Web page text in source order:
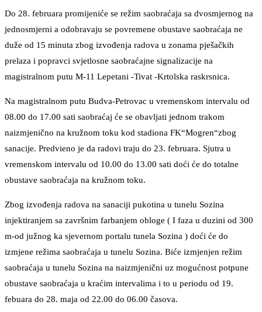
Do 28. februara promijeniće se režim saobraćaja sa dvosmjernog na
jednosmjerni a odobravaju se povremene obustave saobraćaja ne
duže od 15 minuta zbog izvođenja radova u zonama pješačkih
prelaza i popravci svjetlosne saobraćajne signalizacije na
magistralnom putu M-11 Lepetani -Tivat -Krtolska raskrsnica.
Na magistralnom putu Budva-Petrovac u vremenskom intervalu od
08.00 do 17.00 sati saobraćaj će se obavljati jednom trakom
naizmjenično na kružnom toku kod stadiona FK“Mogren“zbog
sanacije. Predvieno je da radovi traju do 23. februara. Sjutra u
vremenskom intervalu od 10.00 do 13.00 sati doći će do totalne
obustave saobraćaja na kružnom toku.
Zbog izvođenja radova na sanaciji pukotina u tunelu Sozina
injektiranjem sa završnim farbanjem obloge ( I faza u duzini od 300
m-od južnog ka sjevernom portalu tunela Sozina ) doći će do
izmjene režima saobraćaja u tunelu Sozina. Biće izmjenjen režim
saobraćaja u tunelu Sozina na naizmjenični uz mogućnost potpune
obustave saobraćaja u kraćim intervalima i to u periodu od 19.
febuara do 28. maja od 22.00 do 06.00 časova.